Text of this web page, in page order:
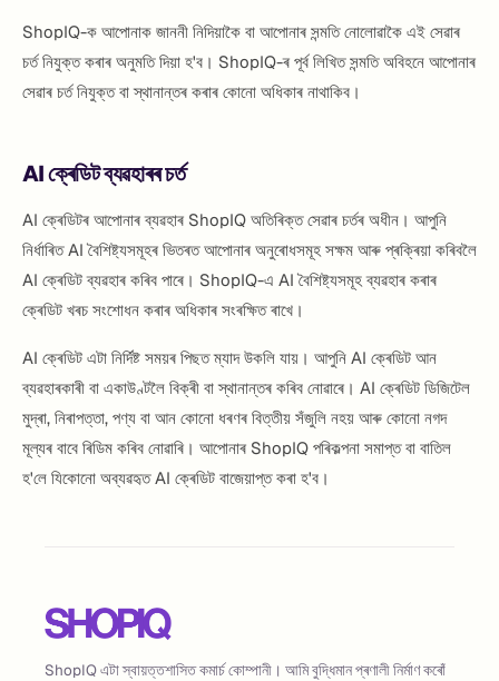
ShopIQ-ক আপোনাক জাননী নিদিয়াকৈ বা আপোনাৰ সন্মতি নোলোৱাকৈ এই সেৱাৰ
চৰ্ত নিযুক্ত কৰাৰ অনুমতি দিয়া হ'ব। ShopIQ-ৰ পূৰ্ব লিখিত সন্মতি অবিহনে আপোনাৰ
সেৱাৰ চৰ্ত নিযুক্ত বা স্থানান্তৰ কৰাৰ কোনো অধিকাৰ নাথাকিব।
AI ক্ৰেডিট ব্যৱহাৰৰ চৰ্ত
AI ক্ৰেডিটৰ আপোনাৰ ব্যৱহাৰ ShopIQ অতিৰিক্ত সেৱাৰ চৰ্তৰ অধীন। আপুনি
নিৰ্ধাৰিত AI বৈশিষ্ট্যসমূহৰ ভিতৰত আপোনাৰ অনুৰোধসমূহ সক্ষম আৰু প্ৰক্ৰিয়া কৰিবলৈ
AI ক্ৰেডিট ব্যৱহাৰ কৰিব পাৰে। ShopIQ-এ AI বৈশিষ্ট্যসমূহ ব্যৱহাৰ কৰাৰ
ক্ৰেডিট খৰচ সংশোধন কৰাৰ অধিকাৰ সংৰক্ষিত ৰাখে।
AI ক্ৰেডিট এটা নিৰ্দিষ্ট সময়ৰ পিছত ম্যাদ উকলি যায়। আপুনি AI ক্ৰেডিট আন
ব্যৱহাৰকাৰী বা একাউণ্টলৈ বিক্ৰী বা স্থানান্তৰ কৰিব নোৱাৰে। AI ক্ৰেডিট ডিজিটেল
মুদ্ৰা, নিৰাপত্তা, পণ্য বা আন কোনো ধৰণৰ বিত্তীয় সঁজুলি নহয় আৰু কোনো নগদ
মূল্যৰ বাবে ৰিডিম কৰিব নোৱাৰি। আপোনাৰ ShopIQ পৰিকল্পনা সমাপ্ত বা বাতিল
হ'লে যিকোনো অব্যৱহৃত AI ক্ৰেডিট বাজেয়াপ্ত কৰা হ'ব।
ShopIQ এটা স্বায়ত্তশাসিত কমাৰ্চ কোম্পানী। আমি বুদ্ধিমান প্ৰণালী নিৰ্মাণ কৰোঁ